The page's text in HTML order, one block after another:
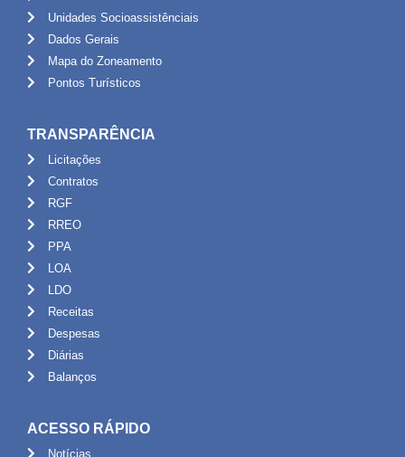
Unidades Socioassistênciais
Dados Gerais
Mapa do Zoneamento
Pontos Turísticos
TRANSPARÊNCIA
Licitações
Contratos
RGF
RREO
PPA
LOA
LDO
Receitas
Despesas
Diárias
Balanços
ACESSO RÁPIDO
Notícias